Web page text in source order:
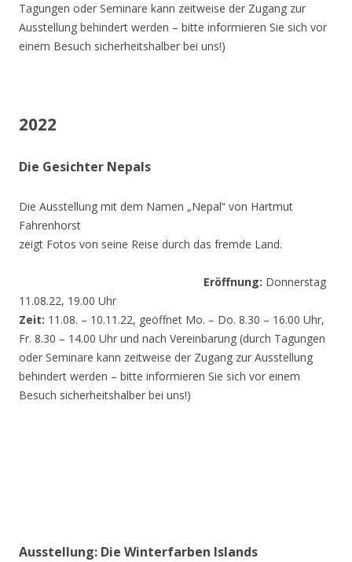
Tagungen oder Seminare kann zeitweise der Zugang zur
Ausstellung behindert werden – bitte informieren Sie sich vor
einem Besuch sicherheitshalber bei uns!)
2022
Die Gesichter Nepals
Die Ausstellung mit dem Namen „Nepal“ von Hartmut
Fahrenhorst
zeigt Fotos von seine Reise durch das fremde Land.
Eröffnung: Donnerstag
11.08.22, 19.00 Uhr
Zeit: 11.08. – 10.11.22, geöffnet Mo. – Do. 8.30 – 16.00 Uhr,
Fr. 8.30 – 14.00 Uhr und nach Vereinbarung (durch Tagungen
oder Seminare kann zeitweise der Zugang zur Ausstellung
behindert werden – bitte informieren Sie sich vor einem
Besuch sicherheitshalber bei uns!)
Ausstellung: Die Winterfarben Islands